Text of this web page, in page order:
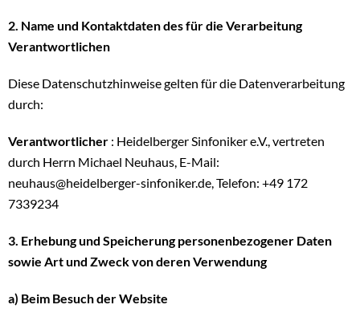
2. Name und Kontaktdaten des für die Verarbeitung
Verantwortlichen
Diese Datenschutzhinweise gelten für die Datenverarbeitung
durch:
Verantwortlicher : Heidelberger Sinfoniker e.V., vertreten
durch Herrn Michael Neuhaus, E-Mail:
neuhaus@heidelberger-sinfoniker.de, Telefon: +49 172
7339234
3. Erhebung und Speicherung personenbezogener Daten
sowie Art und Zweck von deren Verwendung
a) Beim Besuch der Website